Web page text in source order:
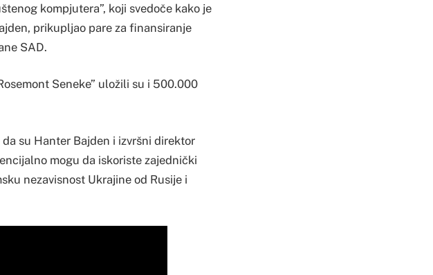
kompjutera”, koji svedoče kako je
prikupljao pare za finansiranje
SAD.
Seneke” uložili su i 500.000
su Hanter Bajden i izvršni direktor
mogu da iskoriste zajednički
nezavisnost Ukrajine od Rusije i